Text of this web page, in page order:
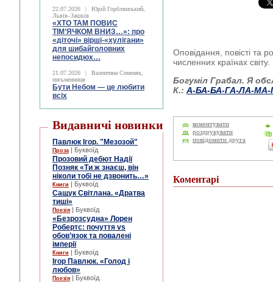
22.07.2026 |
Юрій Горблянський,
Львів–Зашків
«ХТО ТАМ ПОВИС
ТІМ’ЯЧКОМ ВНИЗ…»: про
«діточі» вірші-«хулігани»
для шибайголовних
непосидюх…
21.07.2026 |
Валентина Семеняк,
письменниця
Бути Небом ― це любити
всіх
Видавничі новинки
Павлюк Ігор. "Мезозой"
Проза | Буквоїд
Прозовий дебют Надії
Позняк «Ти ж знаєш, він
ніколи тобі не дзвонить…»
Книги | Буквоїд
Сащук Світлана. «Дратва
тиші»
Поезія | Буквоїд
«Безрозсудна» Лорен
Робертс: почуття vs
обов’язок та повалені
імперії
Книги | Буквоїд
Ігор Павлюк. «Голод і
любов»
Поезія | Буквоїд
Оповідання, повісті та
численних країнах світу.
Богуміл Грабал. Я
К.: А-БА-БА-ГА-ЛА-МА-
коментувати
роздрукувати
повідомити друга
Коментарі